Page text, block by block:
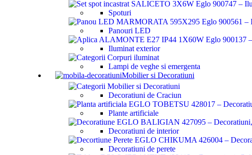
Spoturi
Panouri LED
Iluminat exterior
Lampi de veghe si emergenta
Mobilier si Decoratiuni
Decoratiuni de Craciun
Plante artificiale
Decoratiuni de interior
Decoratiuni de perete